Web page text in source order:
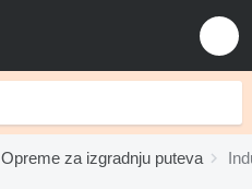
Opreme za izgradnju puteva